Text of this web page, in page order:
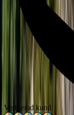
Verifierad kund